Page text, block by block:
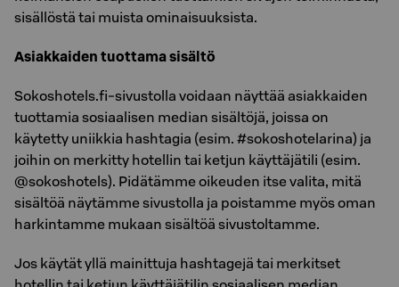
sisällöstä tai muista ominaisuuksista.
Asiakkaiden tuottama sisältö
Sokoshotels.fi-sivustolla voidaan näyttää asiakkaiden
tuottamia sosiaalisen median sisältöjä, joissa on
käytetty uniikkia hashtagia (esim. #sokoshotelarina) ja
joihin on merkitty hotellin tai ketjun käyttäjätili (esim.
@sokoshotels). Pidätämme oikeuden itse valita, mitä
sisältöä näytämme sivustolla ja poistamme myös oman
harkintamme mukaan sisältöä sivustoltamme.
Jos käytät yllä mainittuja hashtagejä tai merkitset